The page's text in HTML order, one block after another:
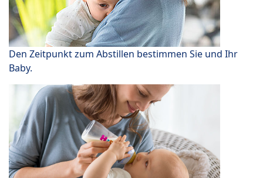
Den Zeitpunkt zum Abstillen bestimmen Sie und Ihr
Baby.